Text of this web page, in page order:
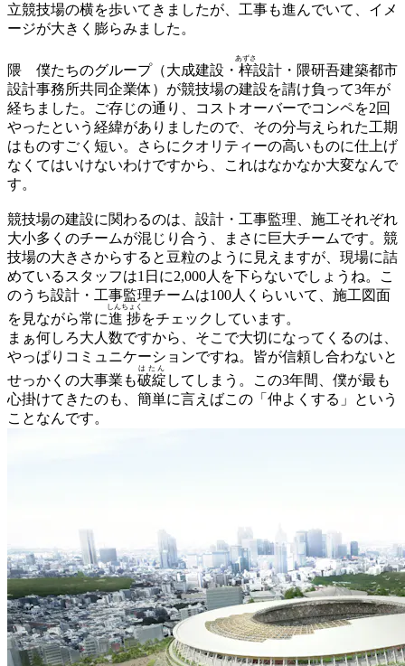
立競技場の横を歩いてきましたが、工事も進んでいて、イメ
ージが大きく膨らみました。
隈 僕たちのグループ（大成建設・ 梓
あずさ
設計・隈研吾建築都市
設計事務所共同企業体）が競技場の建設を請け負って3年が
経ちました。ご存じの通り、コストオーバーでコンペを2回
やったという経緯がありましたので、その分与えられた工期
はものすごく短い。さらにクオリティーの高いものに仕上げ
なくてはいけないわけですから、これはなかなか大変なんで
す。
競技場の建設に関わるのは、設計・工事監理、施工それぞれ
大小多くのチームが混じり合う、まさに巨大チームです。競
技場の大きさからすると豆粒のように見えますが、現場に詰
めているスタッフは1日に2,000人を下らないでしょうね。こ
のうち設計・工事監理チームは100人くらいいて、施工図面
を見ながら常に進捗
しんちょく
をチェックしています。
まぁ何しろ大人数ですから、そこで大切になってくるのは、
やっぱりコミュニケーションですね。皆が信頼し合わないと
せっかくの大事業も破綻
はたん
してしまう。この3年間、僕が最も
心掛けてきたのも、簡単に言えばこの「仲よくする」という
ことなんです。